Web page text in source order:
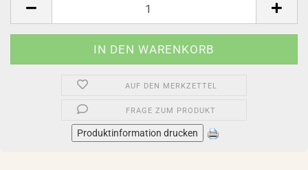
AUF DEN MERKZETTEL
FRAGE ZUM PRODUKT
Produktinformation drucken